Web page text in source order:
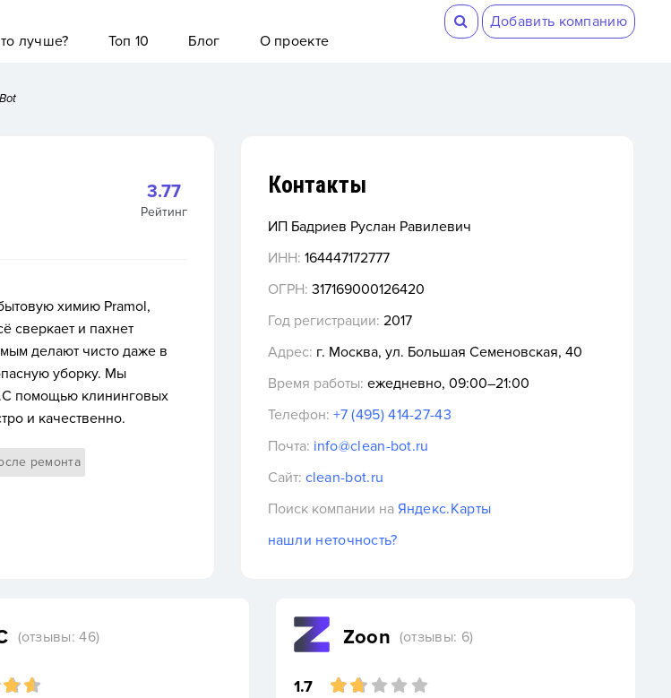
Добавить компанию
лучше? Топ 10 Блог О проекте
3.77
Рейтинг
химию Pramol,
сверкает и пахнет
делают чисто даже в
уборку. Мы
помощью клининговых
и качественно.
ремонта
Контакты
ИП Бадриев Руслан Равилевич
ИНН: 164447172777
ОГРН: 317169000126420
Год регистрации: 2017
Адрес: г. Москва, ул. Большая Семеновская, 40
Время работы: ежедневно, 09:00–21:00
Телефон: +7 (495) 414-27-43
Почта: info@clean-bot.ru
Сайт: clean-bot.ru
Поиск компании на Яндекс.Карты
нашли неточность?
(отзывы: 46) Zoon (отзывы: 6)
1.7